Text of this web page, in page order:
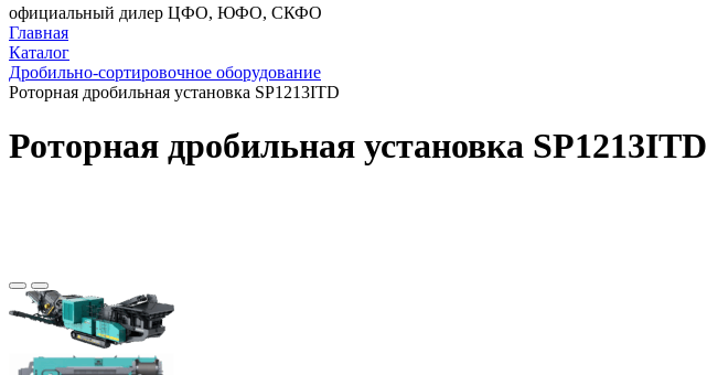
официальный дилер ЦФО, ЮФО, СКФО
Главная
Каталог
Дробильно-сортировочное оборудование
Роторная дробильная установка SP1213ITD
Роторная дробильная установка SP1213ITD